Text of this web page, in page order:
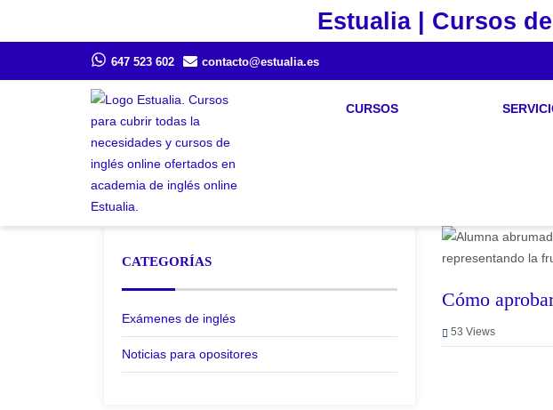
Estualia | Cursos
647 523 602 contacto@estualia.es
CURSOS
CATEGORÍAS
Exámenes de inglés
Noticias para opositores
Cómo
53 Views